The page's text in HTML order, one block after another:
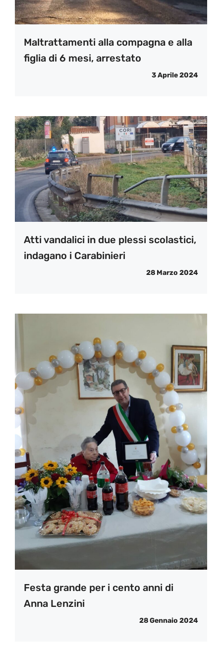
Maltrattamenti alla compagna e alla
figlia di 6 mesi, arrestato
3 Aprile 2024
Atti vandalici in due plessi scolastici,
indagano i Carabinieri
28 Marzo 2024
Festa grande per i cento anni di
Anna Lenzini
28 Gennaio 2024